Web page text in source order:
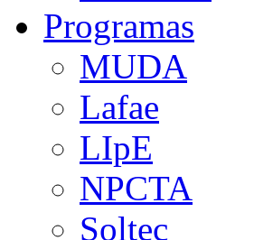
Programas
MUDA
Lafae
LIpE
NPCTA
Soltec